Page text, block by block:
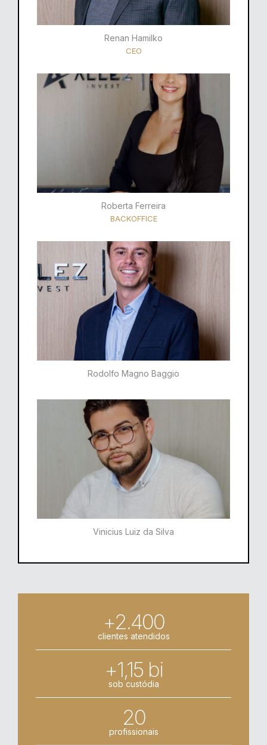
Renan Hamilko​
CEO
Roberta Ferreira
BACKOFFICE
Rodolfo Magno Baggio​​
Vinicius Luiz da Silva
+2.400
clientes atendidos
+1,15 bi
sob custódia
20
profissionais